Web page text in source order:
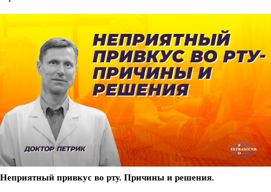
Неприятный привкус во рту. Причины и решения.